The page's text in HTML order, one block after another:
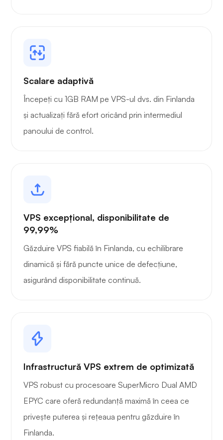
Scalare adaptivă
Începeți cu 1GB RAM pe VPS-ul dvs. din Finlanda
și actualizați fără efort oricând prin intermediul
panoului de control.
VPS excepțional, disponibilitate de
99,99%
Găzduire VPS fiabilă în Finlanda, cu echilibrare
dinamică și fără puncte unice de defecțiune,
asigurând disponibilitate continuă.
Infrastructură VPS extrem de optimizată
VPS robust cu procesoare SuperMicro Dual AMD
EPYC care oferă redundanță maximă în ceea ce
privește puterea și rețeaua pentru găzduire în
Finlanda.